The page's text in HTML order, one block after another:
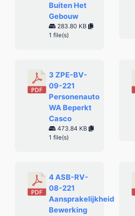
Buiten Het
Gebouw
283.80 KB
1 file(s)
3 ZPE-BV-
09-221
Personenauto
WA Beperkt
Casco
473.84 KB
1 file(s)
4 ASB-RV-
08-221
Aansprakelijkheid
Bewerking